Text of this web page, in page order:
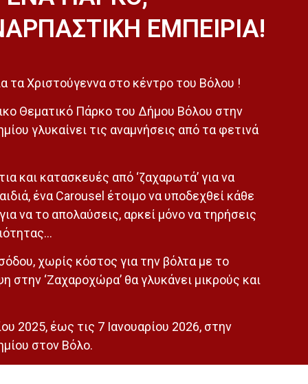
ΕΜΠΕΙΡΙΑ!
τα Χριστούγεννα στο κέντρο του Βόλου !
Θεματικό Πάρκο του Δήμου Βόλου στην
γλυκαίνει τις αναμνήσεις από τα φετινά
και κατασκευές από ‘ζαχαρωτά’ για να
ένα Carousel έτοιμο να υποδεχθεί κάθε
να το απολαύσεις, αρκεί μόνο να τηρήσεις
χωρίς κόστος για την βόλτα με το
στην ‘Ζαχαροχώρα’ θα γλυκάνει μικρούς και
2025, έως τις 7 Ιανουαρίου 2026, στην
στον Βόλο.